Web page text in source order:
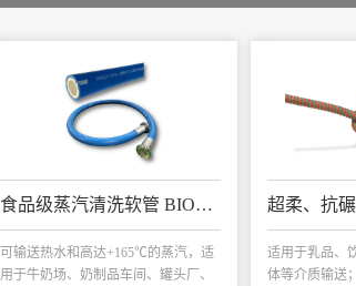
食品级蒸汽清洗软管 BIOVAST
可输送热水和高达+165℃的蒸汽，适
用于牛奶场、奶制品车间、罐头厂、
适用于乳品、
体等介质输送